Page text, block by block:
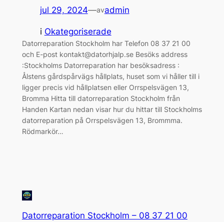
jul 29, 2024—avadmin
i Okategoriserade
Datorreparation Stockholm har Telefon 08 37 21 00
och E-post kontakt@datorhjalp.se Besöks address
:Stockholms Datorreparation har besöksadress :
Ålstens gårdspårvägs hållplats, huset som vi håller till i
ligger precis vid hållplatsen eller Orrspelsvägen 13,
Bromma Hitta till datorreparation Stockholm från
Handen Kartan nedan visar hur du hittar till Stockholms
datorreparation på Orrspelsvägen 13, Brommma.
Rödmarkör…
Datorreparation Stockholm – 08 37 21 00